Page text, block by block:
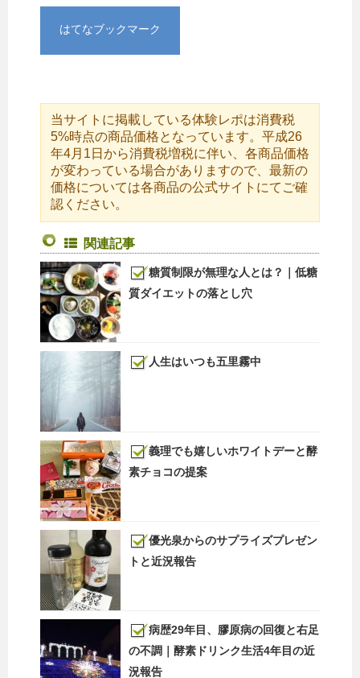
はてなブックマーク
当サイトに掲載している体験レポは消費税
5%時点の商品価格となっています。平成26
年4月1日から消費税増税に伴い、各商品価格
が変わっている場合がありますので、最新の
価格については各商品の公式サイトにてご確
認ください。
関連記事
糖質制限が無理な人とは？｜低糖
質ダイエットの落とし穴
人生はいつも五里霧中
義理でも嬉しいホワイトデーと酵
素チョコの提案
優光泉からのサプライズプレゼン
トと近況報告
病歴29年目、膠原病の回復と右足
の不調｜酵素ドリンク生活4年目の近
況報告